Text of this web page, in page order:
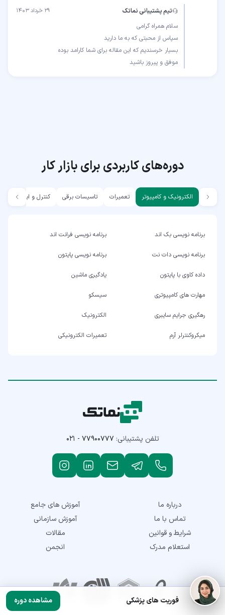
تیم پشتیبانی نماتک ۲۹ خرداد ۱۴۰۳
موفق و پیروز باشید
فوریت های پزشکی مشاهده دوره
دوره‌های کاربردی برای بازار کار
الکترونیک و کامپیوتر تعمیرات تاسیسات برقی کنترل و ابزار دقیق
برنامه نویسی بک اند برنامه نویسی فرانت اند
برنامه نویسی دات نت برنامه نویسی پایتون
داده کاوی با پایتون یادگیری ماشین
مهارت های کامپیوتری سیسکو
رهگیری جرایم سایبری الکترونیک
میکروکنترلر آرم تعمیرات الکترونیکی
تلفن پشتیبانی: ۰۲۱ - ۷۷۹۰۰۷۷۷
درباره ما
تماس با ما
شرایط و قوانین
استعلام مدرک
آموزش های جامع
آموزش سازمانی
مقالات
انجمن
نمادهای اعتماد